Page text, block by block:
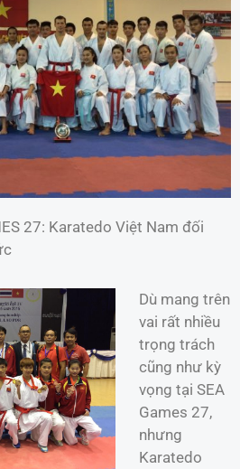
27: Karatedo Việt Nam đối
Dù mang trên
vai rất nhiều
trọng trách
cũng như kỳ
vọng tại SEA
Games 27,
nhưng
Karatedo